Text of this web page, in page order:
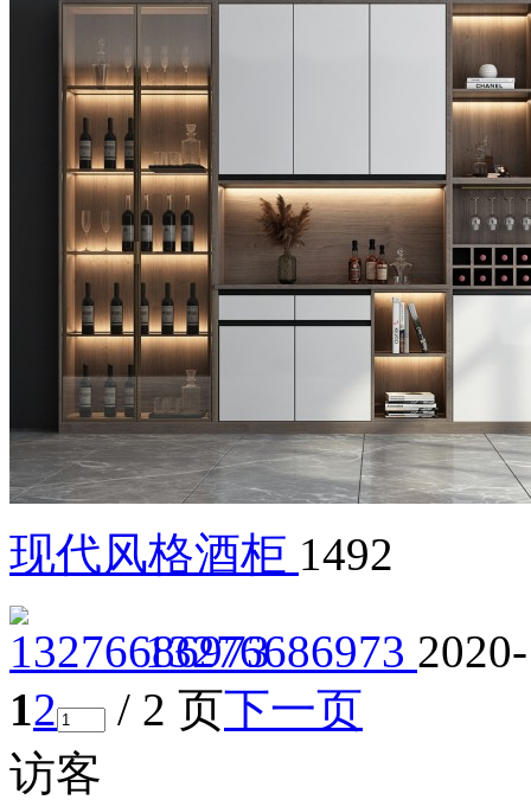
现代风格酒柜 1492
13276686973
12 / 2 页下一页
访客